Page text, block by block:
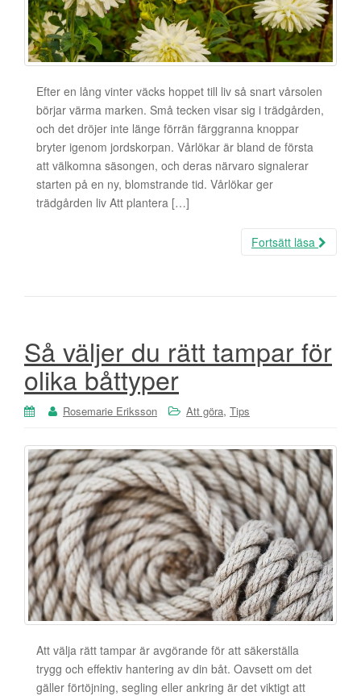
Efter en lång vinter väcks hoppet till liv så snart vårsolen
börjar värma marken. Små tecken visar sig i trädgården,
och det dröjer inte länge förrän färggranna knoppar
bryter igenom jordskorpan. Vårlökar är bland de första
att välkomna säsongen, och deras närvaro signalerar
starten på en ny, blomstrande tid. Vårlökar ger
trädgården liv Att plantera […]
Fortsätt läsa
Så väljer du rätt tampar för
olika båttyper
Rosemarie Eriksson Att göra, Tips
Att välja rätt tampar är avgörande för att säkerställa
trygg och effektiv hantering av din båt. Oavsett om det
gäller förtöjning, segling eller ankring är det viktigt att